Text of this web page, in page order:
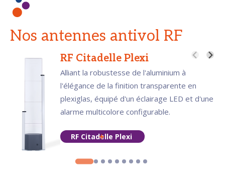
Nos antennes antivol RF
RF Citadelle Plexi
Alliant la robustesse de l'aluminium à
l'élégance de la finition transparente en
plexiglas, équipé d'un éclairage LED et d'une
alarme multicolore configurable.
RF Citadelle Plexi